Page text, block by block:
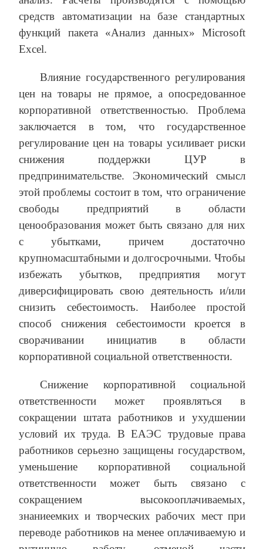
средств автоматизации на базе стандартных
функций пакета «Анализ данных» Microsoft
Excel.
Влияние государственного регулирования
цен на товары не прямое, а опосредованное
корпоративной ответственностью. Проблема
заключается в том, что государственное
регулирование цен на товары усиливает риски
снижения поддержки ЦУР в
предпринимательстве. Экономический смысл
этой проблемы состоит в том, что ограничение
свободы предприятий в области
ценообразования может быть связано для них
с убытками, причем достаточно
крупномасштабными и долгосрочными. Чтобы
избежать убытков, предприятия могут
диверсифицировать свою деятельность и/или
снизить себестоимость. Наиболее простой
способ снижения себестоимости кроется в
сворачивании инициатив в области
корпоративной социальной ответственности.
Снижение корпоративной социальной
ответственности может проявляться в
сокращении штата работников и ухудшении
условий их труда. В ЕАЭС трудовые права
работников серьезно защищены государством,
уменьшение корпоративной социальной
ответственности может быть связано с
сокращением высокооплачиваемых,
знаниеемких и творческих рабочих мест при
переводе работников на менее оплачиваемую и